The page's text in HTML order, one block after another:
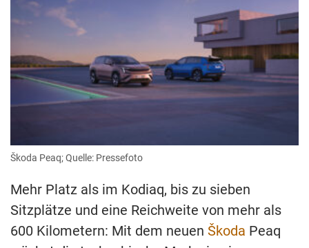
Škoda Peaq; Quelle: Pressefoto
Mehr Platz als im Kodiaq, bis zu sieben
Sitzplätze und eine Reichweite von mehr als
600 Kilometern: Mit dem neuen Škoda Peaq
IST
VON
YOUTUBE
ANZEIGEN